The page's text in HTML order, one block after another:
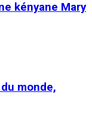
kényane Mary
monde,